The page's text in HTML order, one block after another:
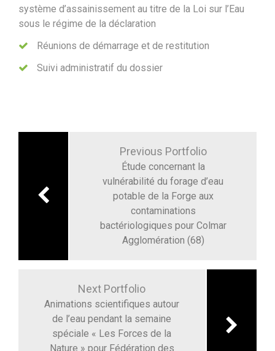
système d’assainissement au titre de la Loi sur l’Eau
sous le régime de la déclaration
Réunions de démarrage et de restitution
Suivi administratif du dossier
Previous Portfolio
Étude concernant la
vulnérabilité du forage d’eau
potable de la Forge aux
contaminations
bactériologiques pour Colmar
Agglomération (68)
Next Portfolio
Animations scientifiques autour
de l’eau pendant la semaine
spéciale « Les Forces de la
Nature » pour Fédération des